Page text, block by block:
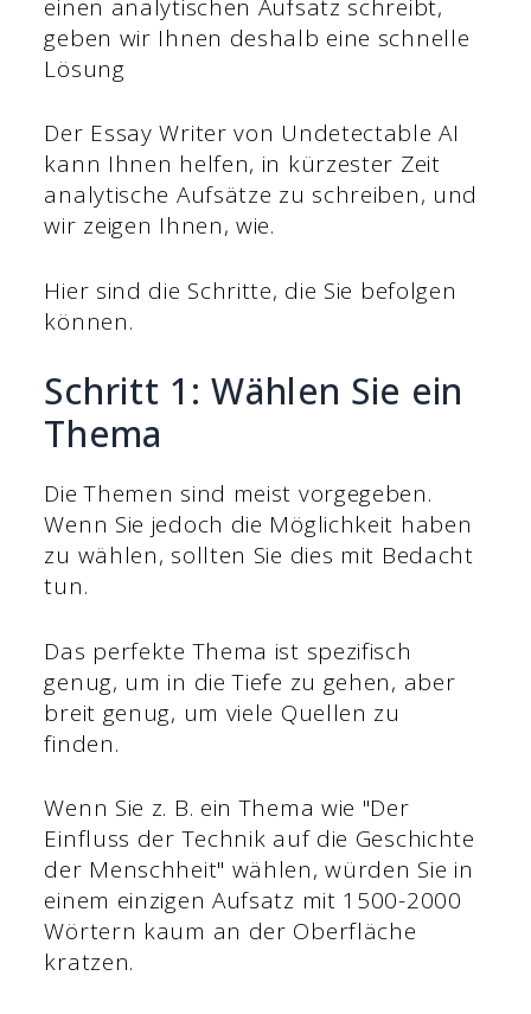
einen analytischen Aufsatz schreibt,
geben wir Ihnen deshalb eine schnelle
Lösung
Der Essay Writer von Undetectable AI
kann Ihnen helfen, in kürzester Zeit
analytische Aufsätze zu schreiben, und
wir zeigen Ihnen, wie.
Hier sind die Schritte, die Sie befolgen
können.
Schritt 1: Wählen Sie ein
Thema
Die Themen sind meist vorgegeben.
Wenn Sie jedoch die Möglichkeit haben
zu wählen, sollten Sie dies mit Bedacht
tun.
Das perfekte Thema ist spezifisch
genug, um in die Tiefe zu gehen, aber
breit genug, um viele Quellen zu
finden.
Wenn Sie z. B. ein Thema wie "Der
Einfluss der Technik auf die Geschichte
der Menschheit" wählen, würden Sie in
einem einzigen Aufsatz mit 1500-2000
Wörtern kaum an der Oberfläche
kratzen.